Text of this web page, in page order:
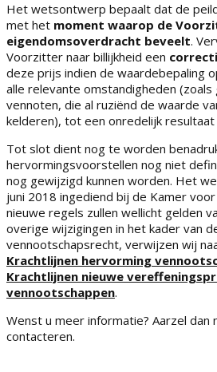
Het wetsontwerp bepaalt dat de
met het moment waarop de
eigendomsoverdracht beveelt.
Voorzitter naar billijkheid een
deze prijs indien de waardebepaling
alle relevante omstandigheden (zoals
vennoten, die al ruziënd de waarde
kelderen), tot een onredelijk resultaat
Tot slot dient nog te worden
hervormingsvoorstellen nog niet
nog gewijzigd kunnen worden. Het
juni 2018 ingediend bij de Kamer
nieuwe regels zullen wellicht gelden
overige wijzigingen in het kader van
vennootschapsrecht, verwijzen wij
Krachtlijnen hervorming
Krachtlijnen nieuwe
vennootschappen.
Wenst u meer informatie? Aarzel dan
contacteren.